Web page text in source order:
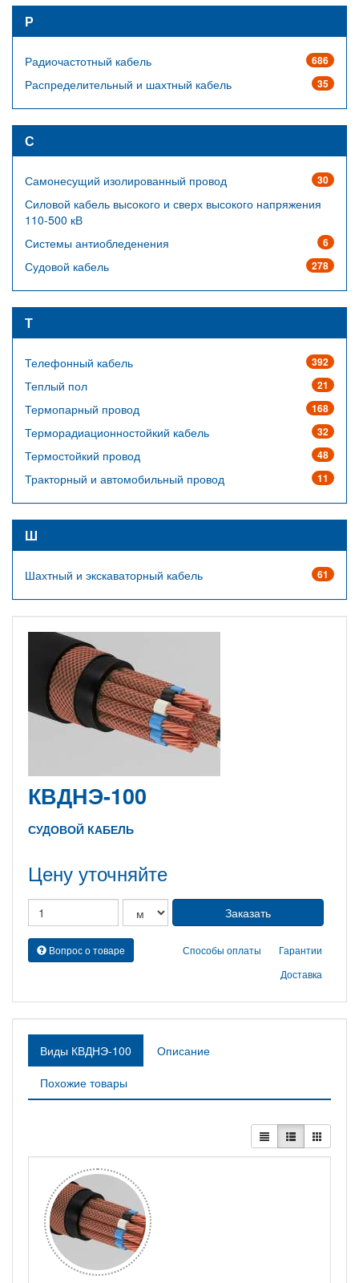
Р
686
Радиочастотный кабель
35
Распределительный и шахтный кабель
С
30
Самонесущий изолированный провод
Силовой кабель высокого и сверх высокого напряжения
110-500 кВ
6
Системы антиобледенения
278
Судовой кабель
Т
392
Телефонный кабель
21
Теплый пол
168
Термопарный провод
32
Терморадиационностойкий кабель
48
Термостойкий провод
11
Тракторный и автомобильный провод
Ш
61
Шахтный и экскаваторный кабель
КВДНЭ-100
СУДОВОЙ КАБЕЛЬ
Цену уточняйте
Вопрос о товаре Гарантии
Способы оплаты
Доставка
Виды КВДНЭ-100
Описание
Похожие товары